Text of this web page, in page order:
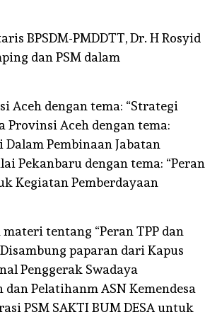
BPSDM-PMDDTT, Dr. H Rosyid
dan PSM dalam
Aceh dengan tema: “Strategi
Provinsi Aceh dengan tema:
Pembinaan Jabatan
Pekanbaru dengan tema: “Peran
Kegiatan Pemberdayaan
tentang “Peran TPP dan
paparan dari Kapus
Penggerak Swadaya
Pelatihanm ASN Kemendesa
PSM SAKTI BUM DESA untuk